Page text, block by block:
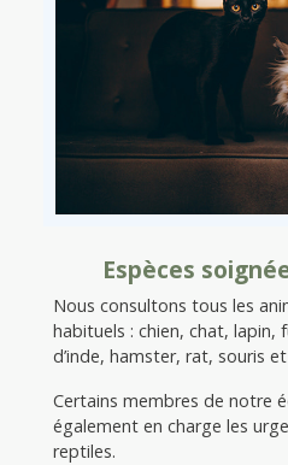
Espèces
Nous consultons tous les
habituels : chien, chat, lapin,
d’inde, hamster, rat, souris
Certains membres de notre
également en charge les
reptiles.